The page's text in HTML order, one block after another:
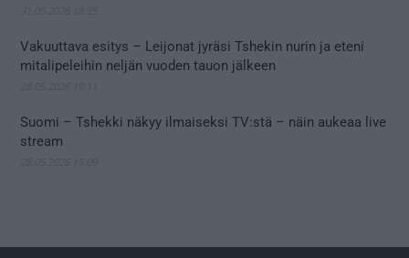
Vakuuttava esitys – Leijonat jyräsi Tshekin nurin ja eteni
mitalipeleihin neljän vuoden tauon jälkeen
Suomi – Tshekki näkyy ilmaiseksi TV:stä – näin aukeaa live
stream